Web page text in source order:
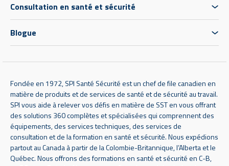
Consultation en santé et sécurité
Blogue
Fondée en 1972, SPI Santé Sécurité est un chef de file canadien en
matière de produits et de services de santé et de sécurité au travail.
SPI vous aide à relever vos défis en matière de SST en vous offrant
des solutions 360 complètes et spécialisées qui comprennent des
équipements, des services techniques, des services de
consultation et de la formation en santé et sécurité. Nous expédions
partout au Canada à partir de la Colombie-Britannique, l’Alberta et le
Québec. Nous offrons des formations en santé et sécurité en C-B,